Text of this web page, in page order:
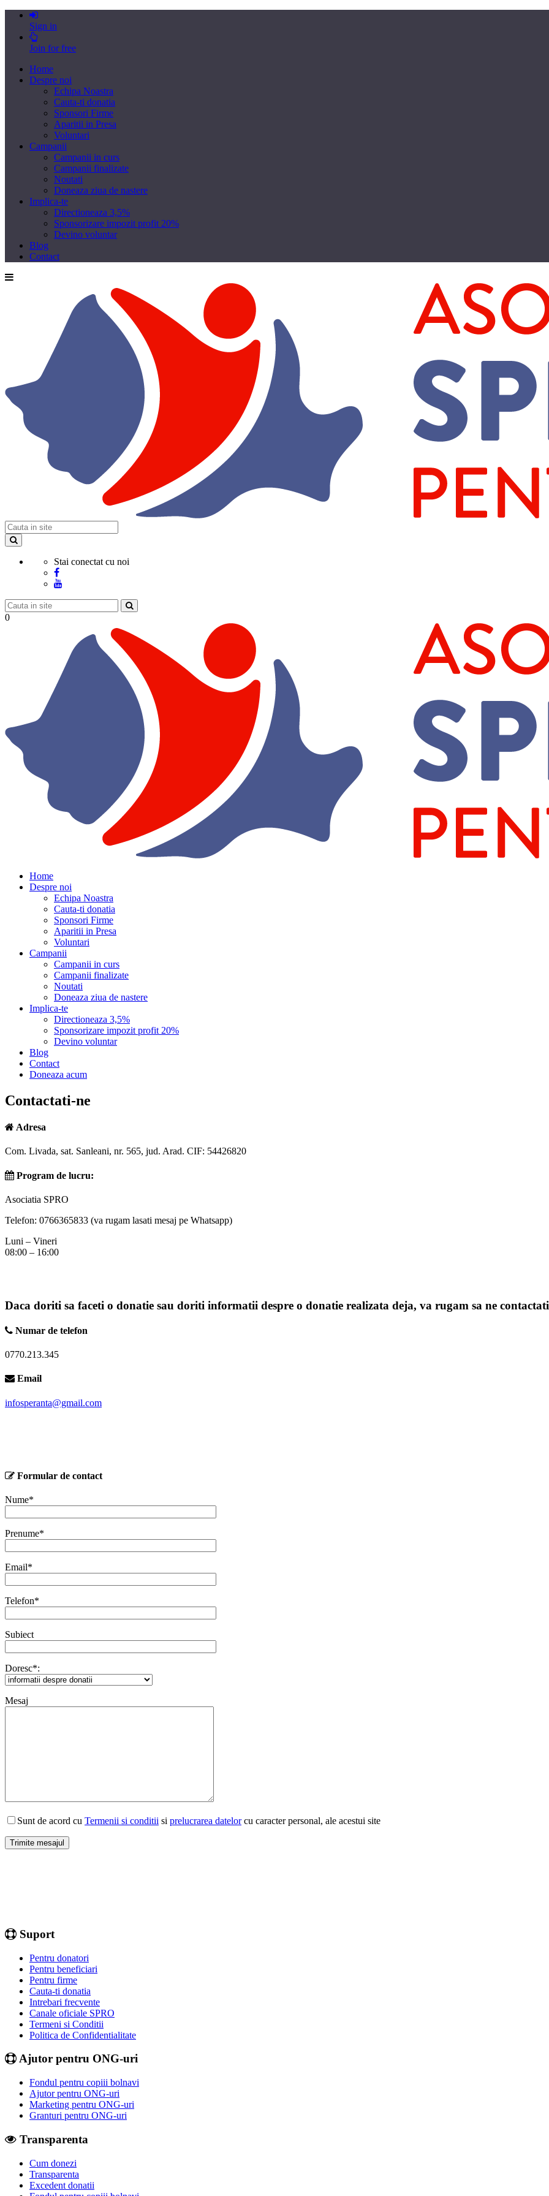
Sign in
Join for free
Home
Despre noi
Echipa Noastra
Cauta-ti donatia
Sponsori Firme
Aparitii in Presa
Voluntari
Campanii
Campanii in curs
Campanii finalizate
Noutati
Doneaza ziua de nastere
Implica-te
Directioneaza 3,5%
Sponsorizare impozit profit 20%
Devino voluntar
Blog
Contact
Stai conectat cu noi
0
Home
Despre noi
Echipa Noastra
Cauta-ti donatia
Sponsori Firme
Aparitii in Presa
Voluntari
Campanii
Campanii in curs
Campanii finalizate
Noutati
Doneaza ziua de nastere
Implica-te
Directioneaza 3,5%
Sponsorizare impozit profit 20%
Devino voluntar
Blog
Contact
Doneaza acum
Contactati-ne
Adresa
Com. Livada, sat. Sanleani, nr. 565, jud. Arad. CIF: 54426820
Program de lucru:
Asociatia SPRO
Telefon: 0766365833 (va rugam lasati mesaj pe Whatsapp)
Luni – Vineri
08:00 – 16:00
Daca doriti sa faceti o donatie sau doriti informatii despre o donatie realizata deja, va rugam sa ne
Numar de telefon
0770.213.345
Email
infosperanta@gmail.com
Formular de contact
Nume*
Prenume*
Email*
Telefon*
Subiect
Doresc*:
Mesaj
Sunt de acord cu Termenii si conditii si prelucrarea datelorcu caracter personal, ale acestui site
Suport
Pentru donatori
Pentru beneficiari
Pentru firme
Cauta-ti donatia
Intrebari frecvente
Canale oficiale SPRO
Termeni si Conditii
Politica de Confidentialitate
Ajutor pentru ONG-uri
Fondul pentru copiii bolnavi
Ajutor pentru ONG-uri
Marketing pentru ONG-uri
Granturi pentru ONG-uri
Transparenta
Cum donezi
Transparenta
Excedent donatii